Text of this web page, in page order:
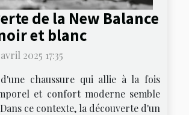
de la New Balance
et blanc
2025 17:35
chaussure qui allie à la fois
et confort moderne semble
ce contexte, la découverte d'un